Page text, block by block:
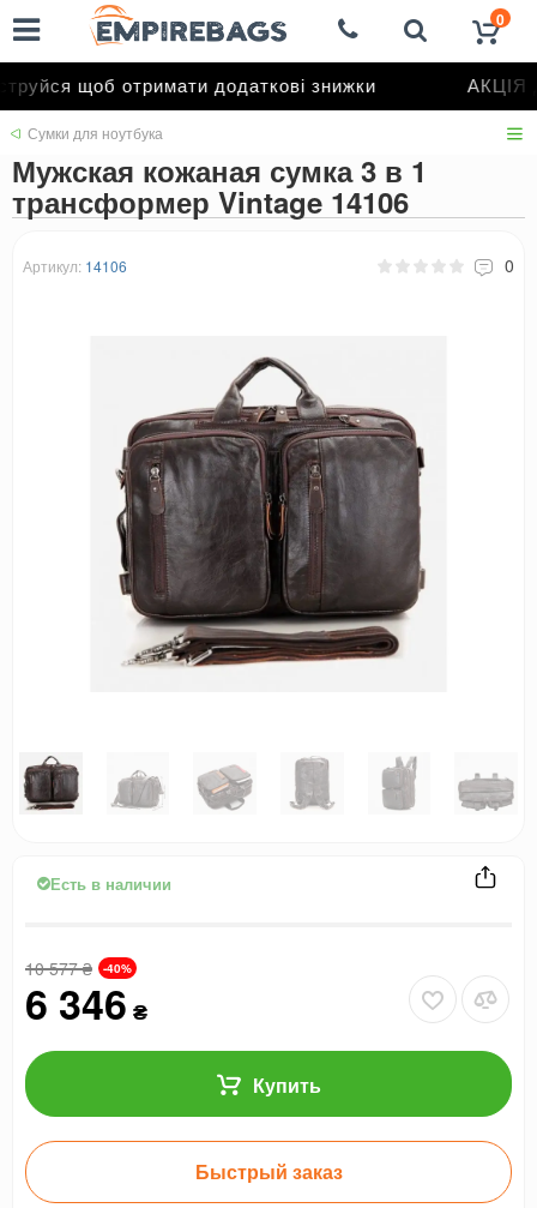
щоб отримати додаткові знижки АКЦІЯ
0
Сумки для ноутбука
Мужская кожаная сумка 3 в 1
трансформер Vintage 14106
Артикул: 14106 0
Есть в наличии
10 577₴ -40%
6 346 ₴
Купить
Быстрый заказ